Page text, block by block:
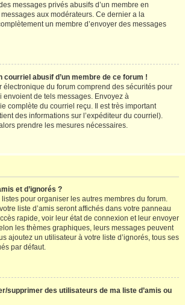
messages privés abusifs d’un membre en
aux modérateurs. Ce dernier a la
un membre d’envoyer des messages
courriel abusif d’un membre de ce forum !
électronique du forum comprend des sécurités pour
envoient de tels messages. Envoyez à
complète du courriel reçu. Il est très important
des informations sur l’expéditeur du courriel).
prendre les mesures nécessaires.
et d’ignorés ?
pour organiser les autres membres du forum.
liste d’amis seront affichés dans votre panneau
rapide, voir leur état de connexion et leur envoyer
les thèmes graphiques, leurs messages peuvent
ajoutez un utilisateur à votre liste d’ignorés, tous ses
par défaut.
supprimer des utilisateurs de ma liste d’amis ou